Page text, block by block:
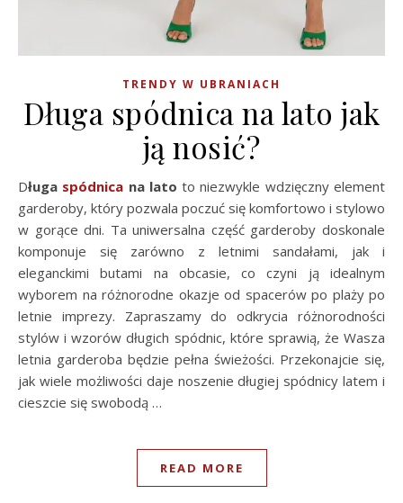
TRENDY W UBRANIACH
Długa spódnica na lato jak
ją nosić?
Długa spódnica na lato to niezwykle wdzięczny element
garderoby, który pozwala poczuć się komfortowo i stylowo
w gorące dni. Ta uniwersalna część garderoby doskonale
komponuje się zarówno z letnimi sandałami, jak i
eleganckimi butami na obcasie, co czyni ją idealnym
wyborem na różnorodne okazje od spacerów po plaży po
letnie imprezy. Zapraszamy do odkrycia różnorodności
stylów i wzorów długich spódnic, które sprawią, że Wasza
letnia garderoba będzie pełna świeżości. Przekonajcie się,
jak wiele możliwości daje noszenie długiej spódnicy latem i
cieszcie się swobodą …
READ MORE